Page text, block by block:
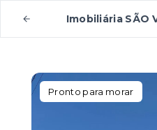
Imobiliária SÃO
Pronto para morar